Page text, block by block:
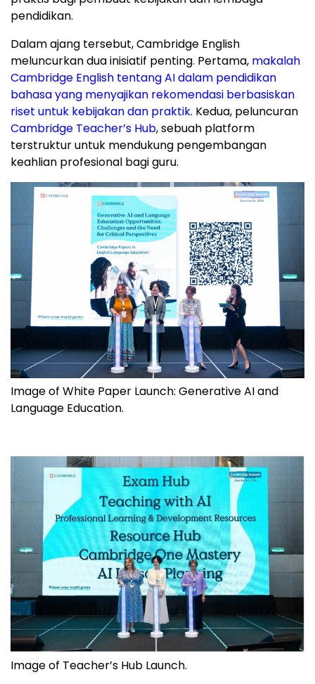
pendidikan.
Dalam ajang tersebut, Cambridge English
meluncurkan dua inisiatif penting. Pertama, makalah
Cambridge English tentang AI dalam pendidikan
bahasa yang menyajikan rekomendasi berbasiskan
riset untuk kebijakan dan praktik. Kedua, peluncuran
Cambridge Teacher’s Hub, sebuah platform
terstruktur untuk mendukung pengembangan
keahlian profesional bagi guru.
Image of White Paper Launch: Generative AI and
Language Education.
Image of Teacher’s Hub Launch.